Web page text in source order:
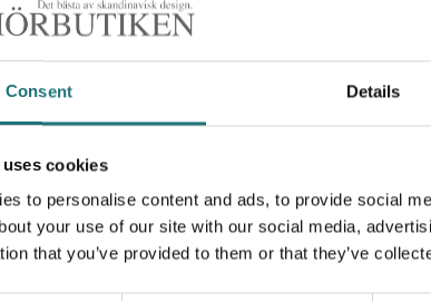
Consent Details
cookies
to personalise content and ads, to provide social
your use of our site with our social media,
that you’ve provided to them or that they’ve